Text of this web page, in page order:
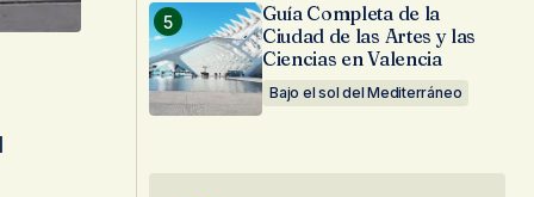
Guía Completa de la
Ciudad de las Artes y las
Ciencias en Valencia
Bajo el sol del Mediterráneo